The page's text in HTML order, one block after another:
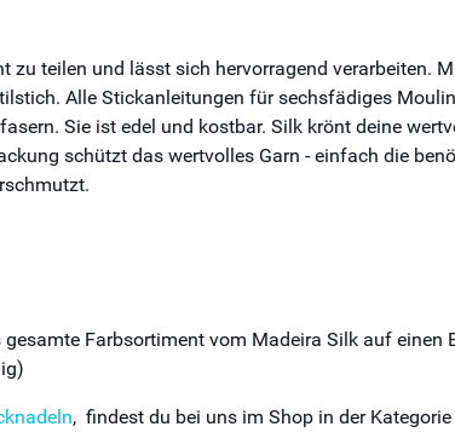
zu teilen und lässt sich hervorragend verarbeiten.
Alle Stickanleitungen für sechsfädiges
Sie ist edel und kostbar. Silk krönt deine
schützt das wertvolles Garn - einfach die
Farbsortiment vom Madeira Silk auf einen
, findest du bei uns im Shop in der Kategorie